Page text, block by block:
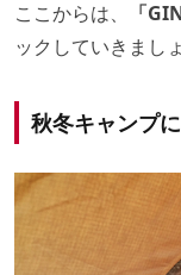
ここからは、 「
ックしていきましょ
秋冬キャンプ